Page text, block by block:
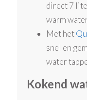
direct 7
warm
Met het
snel en
water
Kokend